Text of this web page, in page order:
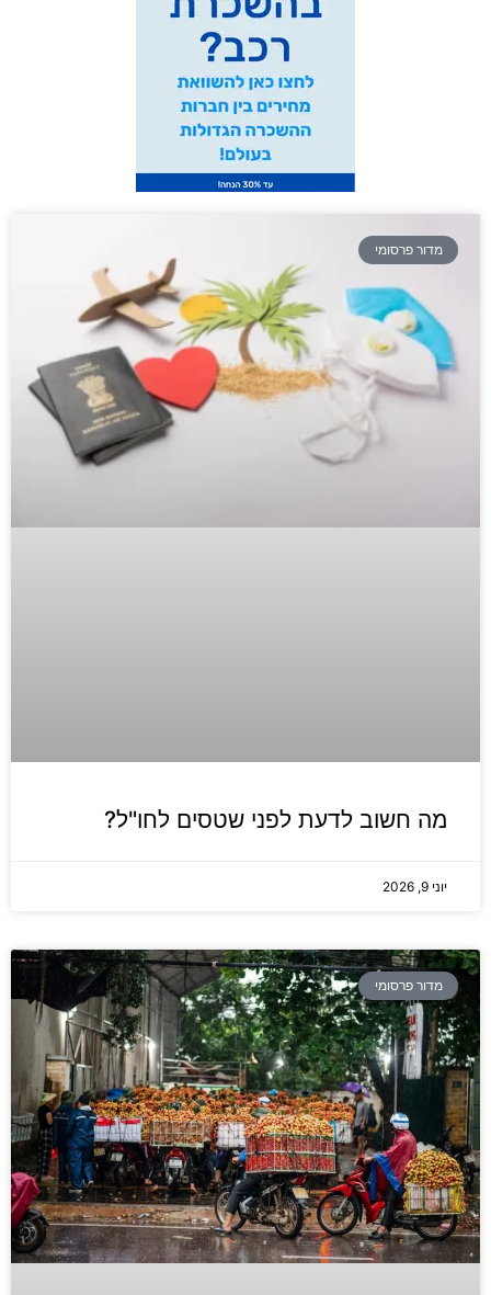
מדור פרסומי
מה חשוב לדעת לפני שטסים לחו"ל?
יוני 9, 2026
מדור פרסומי